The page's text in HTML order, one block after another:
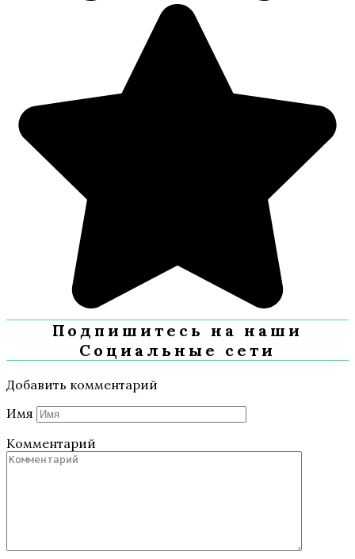
Подпишитесь на наши
Социальные сети
Добавить комментарий
Имя
Комментарий